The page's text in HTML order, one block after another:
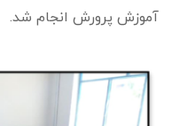
آموزش پرورش انجام شد.